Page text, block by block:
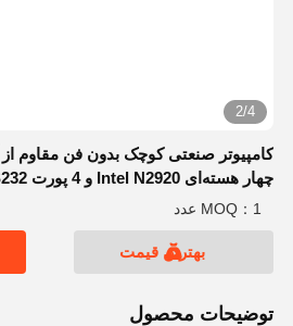
2/4
کامپیوتر صنعتی کوچک بدون فن مقاوم از
چهار هسته‌ای Intel N2920 و 4 پورت RS232
MOQ：1 عدد
بهترین قیمت
توضیحات محصول